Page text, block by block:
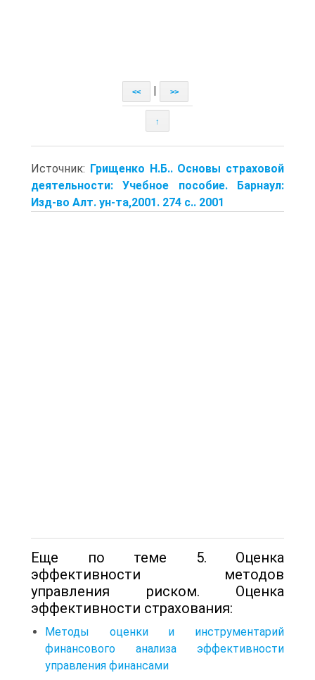
<< >>
↑
Источник: Грищенко Н.Б.. Основы страховой
деятельности: Учебное пособие. Барнаул:
Изд-во Алт. ун-та,2001. 274 с.. 2001
Еще по теме 5. Оценка
эффективности методов
управления риском. Оценка
эффективности страхования:
Методы оценки и инструментарий
финансового анализа эффективности
управления финансами